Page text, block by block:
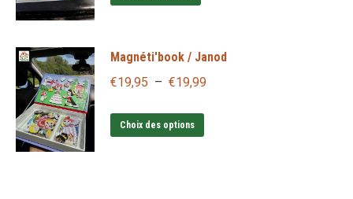
Magnéti'book / Janod
€19,95 – €19,99
Choix des options